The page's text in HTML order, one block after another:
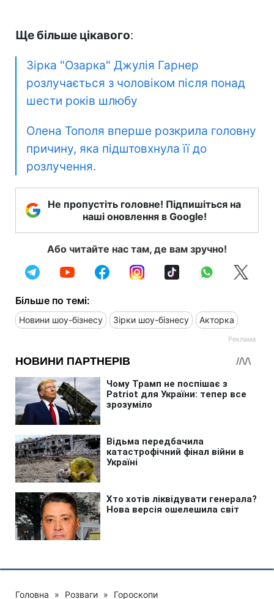
Ще більше цікавого:
Зірка "Озарка" Джулія Гарнер
розлучається з чоловіком після понад
шести років шлюбу
Олена Тополя вперше розкрила головну
причину, яка підштовхнула її до
розлучення.
Не пропустіть головне! Підпишіться на
наші оновлення в Google!
Або читайте нас там, де вам зручно!
Більше по темі:
Новини шоу-бізнесу Зірки шоу-бізнесу Акторка
Головна » Розваги » Гороскопи